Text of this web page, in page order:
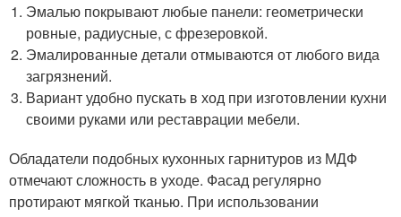
Эмалью покрывают любые панели: геометрически
ровные, радиусные, с фрезеровкой.
Эмалированные детали отмываются от любого вида
загрязнений.
Вариант удобно пускать в ход при изготовлении кухни
своими руками или реставрации мебели.
Обладатели подобных кухонных гарнитуров из МДФ
отмечают сложность в уходе. Фасад регулярно
протирают мягкой тканью. При использовании